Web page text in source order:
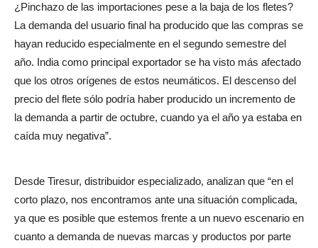
¿Pinchazo de las importaciones pese a la baja de los fletes?
La demanda del usuario final ha producido que las compras se
hayan reducido especialmente en el segundo semestre del
año. India como principal exportador se ha visto más afectado
que los otros orígenes de estos neumáticos. El descenso del
precio del flete sólo podría haber producido un incremento de
la demanda a partir de octubre, cuando ya el año ya estaba en
caída muy negativa”.
Desde Tiresur, distribuidor especializado, analizan que “en el
corto plazo, nos encontramos ante una situación complicada,
ya que es posible que estemos frente a un nuevo escenario en
cuanto a demanda de nuevas marcas y productos por parte